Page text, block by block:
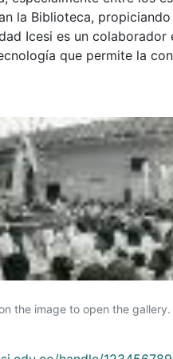
la Biblioteca,
Icesi es un colaborador
que permite la
the image to open the gallery.